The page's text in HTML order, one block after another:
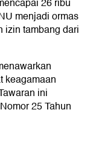
26 ribu
menjadi ormas
izin tambang dari
keagamaan
ini
25 Tahun